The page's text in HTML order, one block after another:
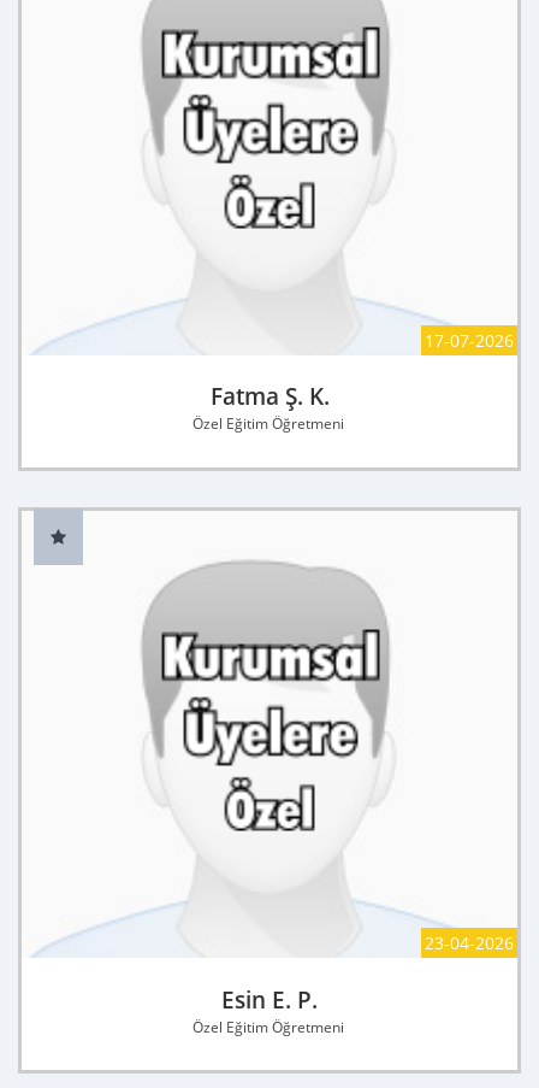
17-07-2026
Fatma Ş. K.
Özel Eğitim Öğretmeni
23-04-2026
Esin E. P.
Özel Eğitim Öğretmeni